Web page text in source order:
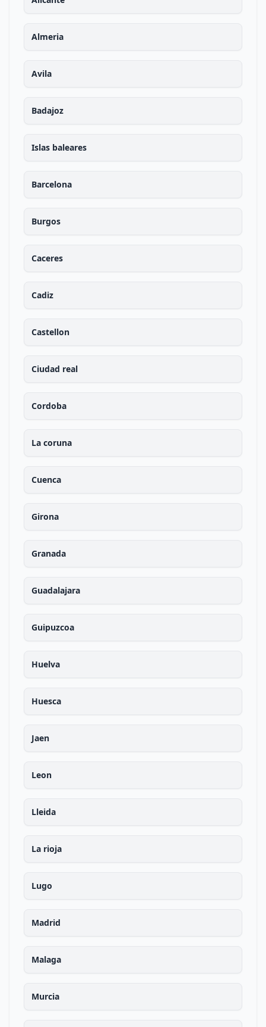
Almeria
Avila
Badajoz
Islas baleares
Barcelona
Burgos
Caceres
Cadiz
Castellon
Ciudad real
Cordoba
La coruna
Cuenca
Girona
Granada
Guadalajara
Guipuzcoa
Huelva
Huesca
Jaen
Leon
Lleida
La rioja
Lugo
Madrid
Malaga
Murcia